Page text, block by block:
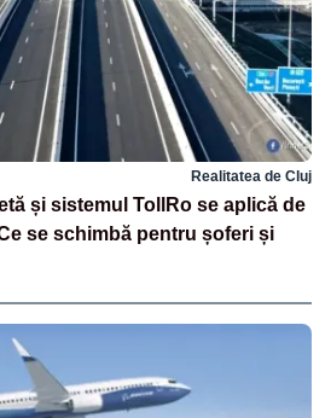
Realitatea de Cluj
și sistemul TollRo se aplică de
se schimbă pentru șoferi și